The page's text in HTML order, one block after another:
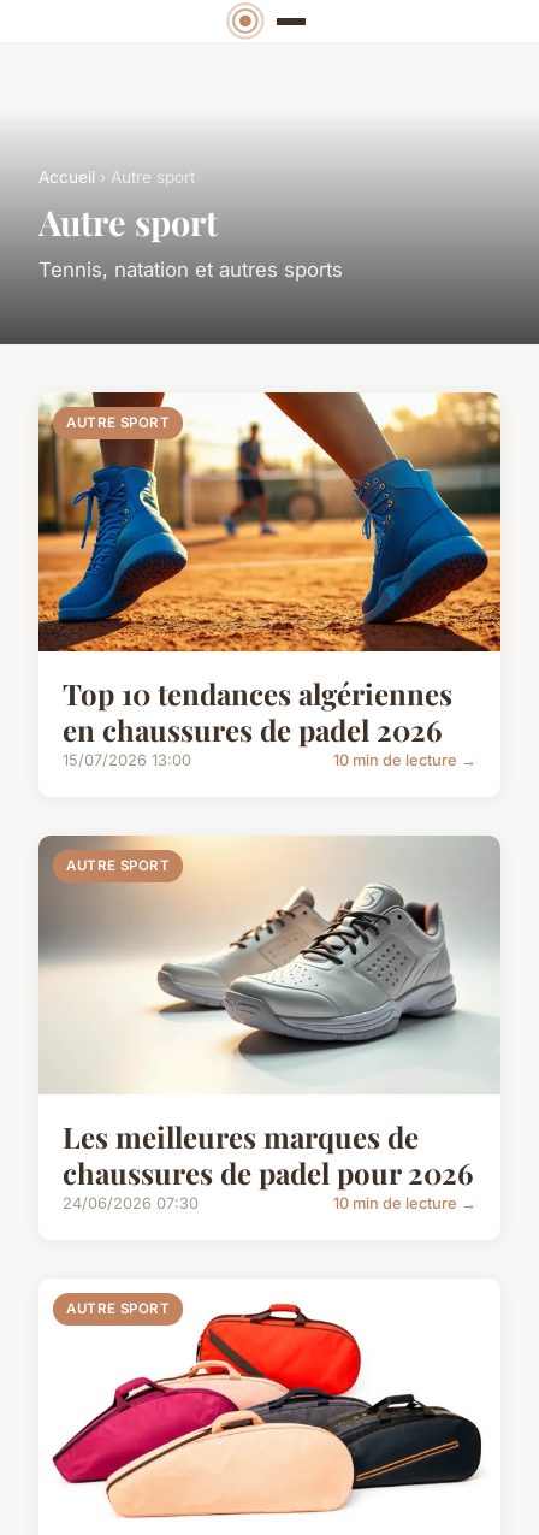
Accueil › Autre sport
Autre sport
Tennis, natation et autres sports
AUTRE SPORT
Top 10 tendances algériennes
en chaussures de padel 2026
15/07/2026 13:00 10 min de lecture →
AUTRE SPORT
Les meilleures marques de
chaussures de padel pour 2026
24/06/2026 07:30 10 min de lecture →
AUTRE SPORT